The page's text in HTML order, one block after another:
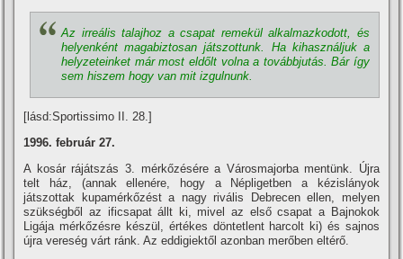
Az irreális talajhoz a csapat remekül alkalmazkodott, és
helyenként magabiztosan játszottunk. Ha kihasználjuk a
helyzeteinket már most eldőlt volna a továbbjutás. Bár í­gy
sem hiszem hogy van mit izgulnunk.
[lásd:Sportissimo II. 28.]
1996. február 27.
A kosár rájátszás 3. mérkőzésére a Városmajorba mentünk. Újra
telt ház, (annak ellenére, hogy a Népligetben a kézislányok
játszottak kupamérkőzést a nagy rivális Debrecen ellen, melyen
szükségből az ificsapat állt ki, mivel az első csapat a Bajnokok
Ligája mérkőzésre készül, értékes döntetlent harcolt ki) és sajnos
újra vereség várt ránk. Az eddigiektől azonban merőben eltérő.